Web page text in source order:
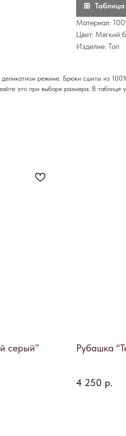
Материал:
Цвет: Мягкий
Изделие: Топ
режиме. Брюки сшиты из
это при выборе размера. В таблице
серый” Рубашка
4 250 р.